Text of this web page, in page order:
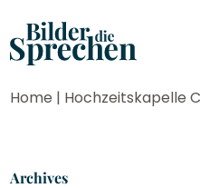
Home | Hochzeitskapelle
Archives